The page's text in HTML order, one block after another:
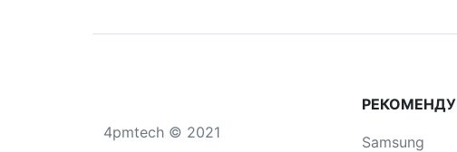
4pmtech © 2021
Samsung